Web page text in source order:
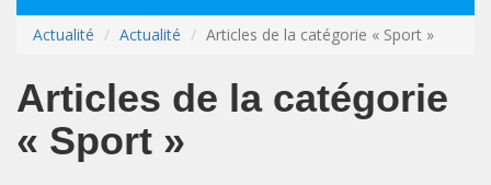
Actualité Actualité Articles de la catégorie « Sport »
Articles de la catégorie
« Sport »